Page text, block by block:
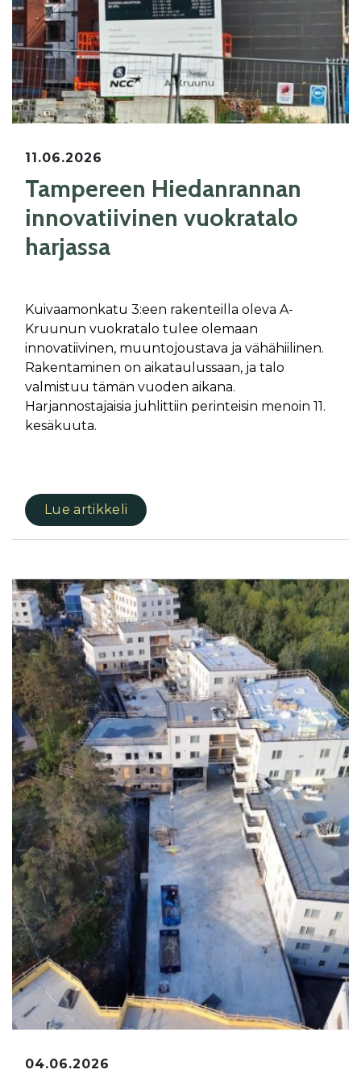
11.06.2026
Tampereen Hiedanrannan
innovatiivinen vuokratalo
harjassa
Kuivaamonkatu 3:een rakenteilla oleva A-
Kruunun vuokratalo tulee olemaan
innovatiivinen, muuntojoustava ja vähähiilinen.
Rakentaminen on aikataulussaan, ja talo
valmistuu tämän vuoden aikana.
Harjannostajaisia juhlittiin perinteisin menoin 11.
kesäkuuta.
Lue artikkeli
04.06.2026